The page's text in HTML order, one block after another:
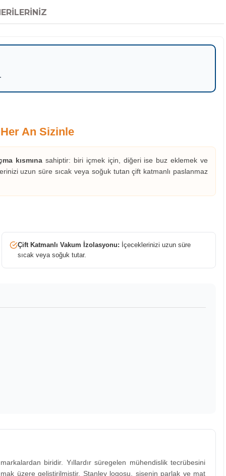
An Sizinle
kısmına sahiptir: biri içmek için, diğeri ise buz eklemek ve
uzun süre sıcak veya soğuk tutan çift katmanlı paslanmaz
Çift Katmanlı Vakum İzolasyonu: İçeceklerinizi uzun süre
sıcak veya soğuk tutar.
biridir. Yıllardır süregelen mühendislik tecrübesini
üzere geliştirilmiştir. Stanley logosu, şişenin parlak ve mat